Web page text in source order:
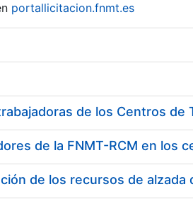
portallicitacion.fnmt.es